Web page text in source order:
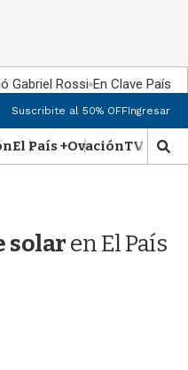
Gabriel Rossi En Clave País
Suscribite al 50% OFFIngresar
El País +OvaciónTV Show
M
o
a
solaren El País